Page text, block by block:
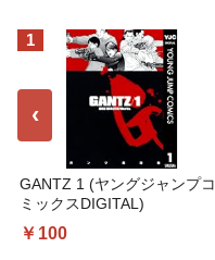
‹
1
GANTZ 1 (ヤングジャンプコ
ミックスDIGITAL)
￥100